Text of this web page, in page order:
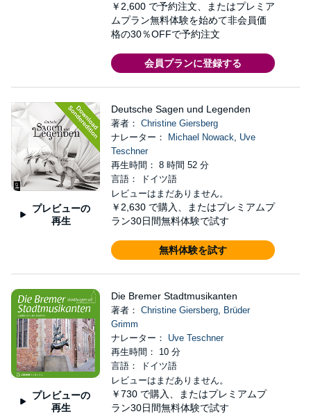
￥2,600 で予約注文、またはプレミア
ムプラン無料体験を始めて非会員価
格の30％OFFで予約注文
会員プランに登録する
プレビューの
再生
Deutsche Sagen und Legenden
著者： Christine Giersberg
ナレーター：
Michael Nowack, Uve
Teschner
再生時間： 8 時間 52 分
言語： ドイツ語
レビューはまだありません。
￥2,630 で購入、またはプレミアムプ
ラン30日間無料体験で試す
無料体験を試す
プレビューの
再生
Die Bremer Stadtmusikanten
著者： Christine Giersberg, Brüder
Grimm
ナレーター： Uve Teschner
再生時間： 10 分
言語： ドイツ語
レビューはまだありません。
￥730 で購入、またはプレミアムプ
ラン30日間無料体験で試す